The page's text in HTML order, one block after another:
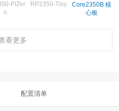
PiZer
o
RP2350-Tiny
Core2350B 核
心板
看更多
配置清单